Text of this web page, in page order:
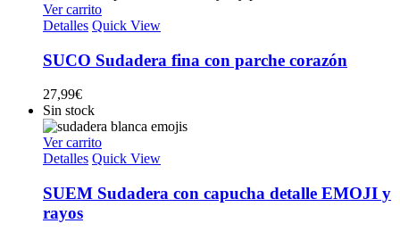
Ver carrito
Detalles Quick View
SUCO Sudadera fina con parche corazón
27,99€
Sin stock
Ver carrito
Detalles Quick View
SUEM Sudadera con capucha detalle EMOJI y
rayos